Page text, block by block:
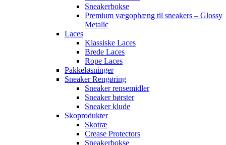
Sneakerbokse
Premium vægophæng til sneakers – Glossy
Metalic
Laces
Klassiske Laces
Brede Laces
Rope Laces
Pakkeløsninger
Sneaker Rengøring
Sneaker rensemidler
Sneaker børster
Sneaker klude
Skoprodukter
Skotræ
Crease Protectors
Sneakerbokse